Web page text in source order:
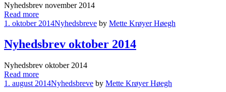
Nyhedsbrev november 2014
Read more
1. oktober 2014Nyhedsbreve by Mette Krøyer Høegh
Nyhedsbrev oktober 2014
Nyhedsbrev oktober 2014
Read more
1. august 2014Nyhedsbreve by Mette Krøyer Høegh